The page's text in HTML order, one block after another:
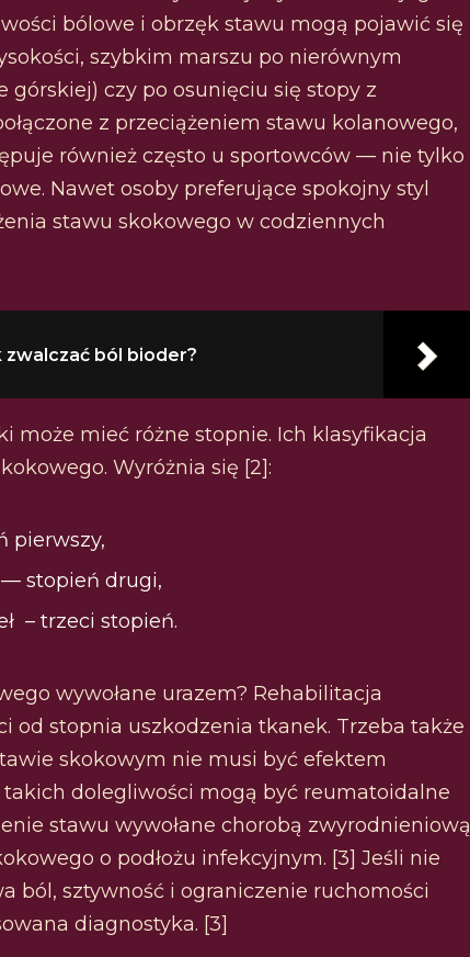
bólowe i obrzęk stawu mogą pojawić się
szybkim marszu po nierównym
górskiej) czy po osunięciu się stopy z
z przeciążeniem stawu kolanowego,
również często u sportowców — nie tylko
Nawet osoby preferujące spokojny styl
stawu skokowego w codziennych
zwalczać ból bioder?
może mieć różne stopnie. Ich klasyfikacja
Wyróżnia się [2]:
pierwszy,
— stopień drugi,
– trzeci stopień.
wywołane urazem? Rehabilitacja
od stopnia uszkodzenia tkanek. Trzeba także
skokowym nie musi być efektem
dolegliwości mogą być reumatoidalne
stawu wywołane chorobą zwyrodnieniową
o podłożu infekcyjnym. [3] Jeśli nie
ból, sztywność i ograniczenie ruchomości
diagnostyka. [3]